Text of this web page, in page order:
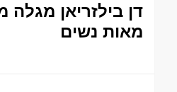
דן בילזריאן מגלה
מאות נשים